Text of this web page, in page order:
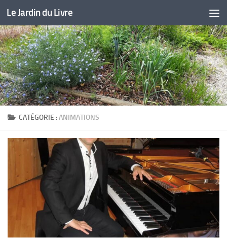
Skip to content
Le Jardin du Livre
CATÉGORIE :ANIMATIONS